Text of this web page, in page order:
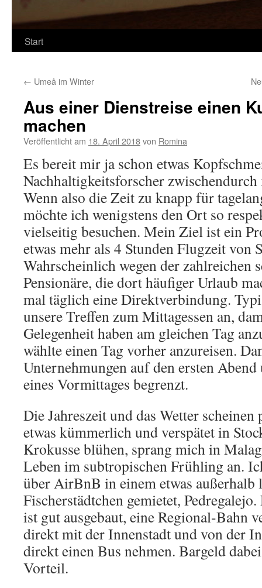
Start
← Umeå im Winter
Aus einer Dienstreise einen
machen
Veröffentlicht am 18. April 2018von Romina
Es bereit mir ja schon etwas
Nachhaltigkeitsforscher
Wenn also die Zeit zu knapp für
möchte ich wenigstens den Ort so
vielseitig besuchen. Mein Ziel ist ein
etwas mehr als 4 Stunden Flugzeit von
Wahrscheinlich wegen der zahlreichen
Pensionäre, die dort häufiger Urlaub
mal täglich eine Direktverbindung.
unsere Treffen zum Mittagessen an,
Gelegenheit haben am gleichen Tag
wählte einen Tag vorher anzureisen.
Unternehmungen auf den ersten Abend
eines Vormittages begrenzt.
Die Jahreszeit und das Wetter
etwas kümmerlich und verspätet in
Krokusse blühen, sprang mich in
Leben im subtropischen Frühling an.
über AirBnB in einem etwas außerhalb
Fischerstädtchen gemietet,
ist gut ausgebaut, eine Regional-Bahn
direkt mit der Innenstadt und von der
direkt einen Bus nehmen. Bargeld
Vorteil.